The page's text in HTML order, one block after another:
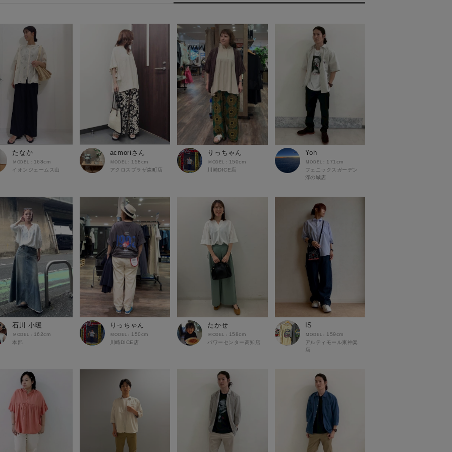
たなか
イオンジェームス山
168cm
acmoriさん
アクロスプラザ森町店
158cm
りっちゃん
川崎DICE店
150cm
Yoh
フェニックスガーデン
浮の城店
171cm
石川 小暖
本部
162cm
りっちゃん
川崎DICE店
150cm
たかせ
パワーセンター高知店
158cm
IS
アルティモール東神楽
店
159cm